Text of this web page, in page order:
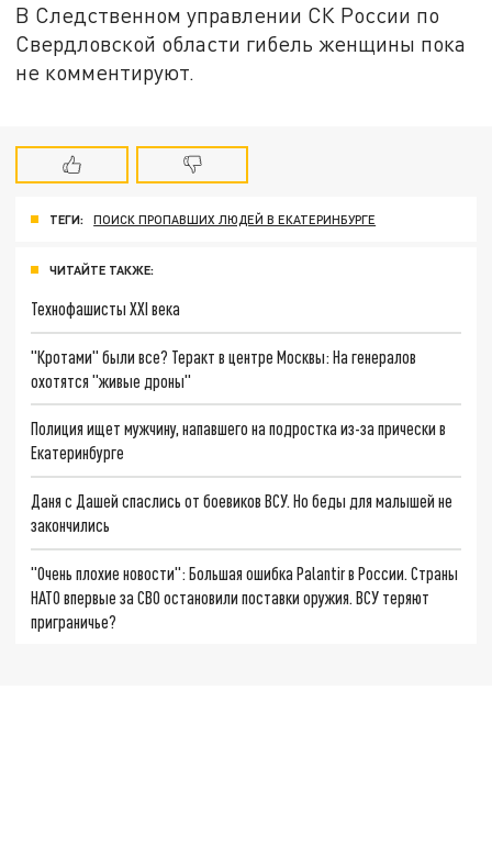
В Следственном управлении СК России по
Свердловской области гибель женщины пока
не комментируют.
ТЕГИ: ПОИСК ПРОПАВШИХ ЛЮДЕЙ В ЕКАТЕРИНБУРГЕ
ЧИТАЙТЕ ТАКЖЕ:
Технофашисты XXI века
"Кротами" были все? Теракт в центре Москвы: На генералов
охотятся "живые дроны"
Полиция ищет мужчину, напавшего на подростка из-за прически в
Екатеринбурге
Даня с Дашей спаслись от боевиков ВСУ. Но беды для малышей не
закончились
"Очень плохие новости": Большая ошибка Palantir в России. Страны
НАТО впервые за СВО остановили поставки оружия. ВСУ теряют
приграничье?